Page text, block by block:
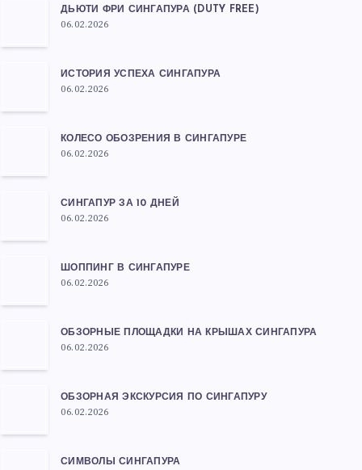
ДЬЮТИ ФРИ СИНГАПУРА (DUTY FREE)
06.02.2026
ИСТОРИЯ УСПЕХА СИНГАПУРА
06.02.2026
КОЛЕСО ОБОЗРЕНИЯ В СИНГАПУРЕ
06.02.2026
СИНГАПУР ЗА 10 ДНЕЙ
06.02.2026
ШОППИНГ В СИНГАПУРЕ
06.02.2026
ОБЗОРНЫЕ ПЛОЩАДКИ НА КРЫШАХ СИНГАПУРА
06.02.2026
ОБЗОРНАЯ ЭКСКУРСИЯ ПО СИНГАПУРУ
06.02.2026
СИМВОЛЫ СИНГАПУРА